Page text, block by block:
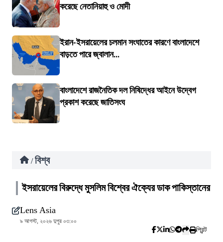
করেছে নেতানিয়াহু ও মোদী
ইরান-ইসরায়েলের চলমান সংঘাতের কারণে বাংলাদেশে
বাড়তে পারে জ্বালান...
বাংলাদেশে রাজনৈতিক দল নিষিদ্ধের আইনে উদ্বেগ
প্রকাশ করেছে জাতিসংঘ
/ বিশ্ব
ইসরায়েলের বিরুদ্ধে মুসলিম বিশ্বের ঐক্যের ডাক পাকিস্তানের
Lens Asia
৯ আগস্ট, ২০২৬ দুপুর ০৩:০০
প্রিন্ট